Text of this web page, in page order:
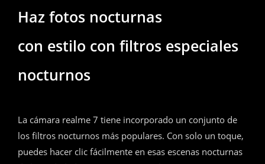
Haz fotos nocturnas
con estilo con filtros especiales
nocturnos
La cámara realme 7 tiene incorporado un conjunto de
los filtros nocturnos más populares. Con solo un toque,
puedes hacer clic fácilmente en esas escenas nocturnas